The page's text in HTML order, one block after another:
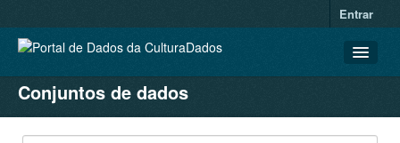
Entrar
CONJUNTOS DE DADOS
ORGANIZAÇÕES
Conjuntos de dados